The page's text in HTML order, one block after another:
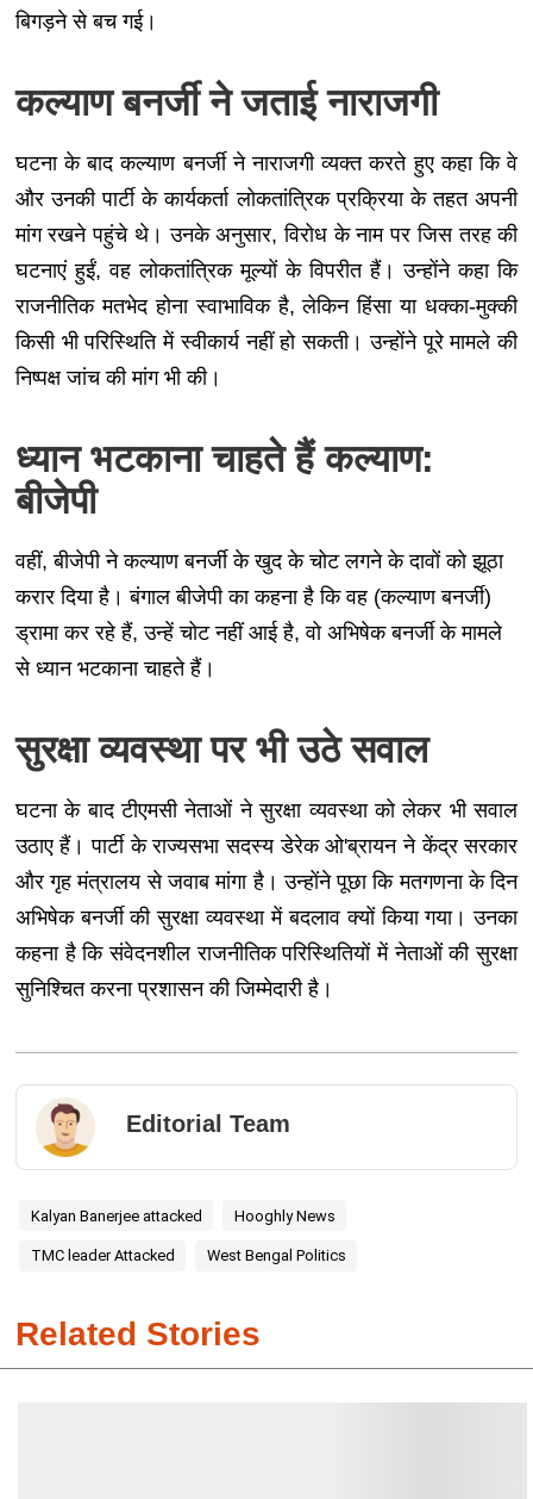
बिगड़ने से बच गई।
कल्याण बनर्जी ने जताई नाराजगी
घटना के बाद कल्याण बनर्जी ने नाराजगी व्यक्त करते हुए कहा कि वे
और उनकी पार्टी के कार्यकर्ता लोकतांत्रिक प्रक्रिया के तहत अपनी
मांग रखने पहुंचे थे। उनके अनुसार, विरोध के नाम पर जिस तरह की
घटनाएं हुईं, वह लोकतांत्रिक मूल्यों के विपरीत हैं। उन्होंने कहा कि
राजनीतिक मतभेद होना स्वाभाविक है, लेकिन हिंसा या धक्का-मुक्की
किसी भी परिस्थिति में स्वीकार्य नहीं हो सकती। उन्होंने पूरे मामले की
निष्पक्ष जांच की मांग भी की।
ध्यान भटकाना चाहते हैं कल्याण:
बीजेपी
वहीं, बीजेपी ने कल्याण बनर्जी के खुद के चोट लगने के दावों को झूठा
करार दिया है। बंगाल बीजेपी का कहना है कि वह (कल्याण बनर्जी)
ड्रामा कर रहे हैं, उन्हें चोट नहीं आई है, वो अभिषेक बनर्जी के मामले
से ध्यान भटकाना चाहते हैं।
सुरक्षा व्यवस्था पर भी उठे सवाल
घटना के बाद टीएमसी नेताओं ने सुरक्षा व्यवस्था को लेकर भी सवाल
उठाए हैं। पार्टी के राज्यसभा सदस्य डेरेक ओ'ब्रायन ने केंद्र सरकार
और गृह मंत्रालय से जवाब मांगा है। उन्होंने पूछा कि मतगणना के दिन
अभिषेक बनर्जी की सुरक्षा व्यवस्था में बदलाव क्यों किया गया। उनका
कहना है कि संवेदनशील राजनीतिक परिस्थितियों में नेताओं की सुरक्षा
सुनिश्चित करना प्रशासन की जिम्मेदारी है।
Editorial Team
Kalyan Banerjee attacked Hooghly News
TMC leader Attacked West Bengal Politics
Related Stories